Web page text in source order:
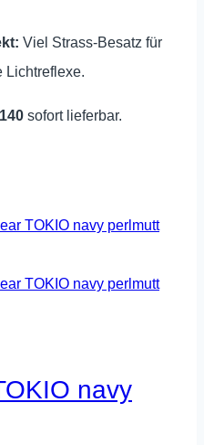
Viel Strass-Besatz für
Lichtreflexe.
sofort lieferbar.
navy